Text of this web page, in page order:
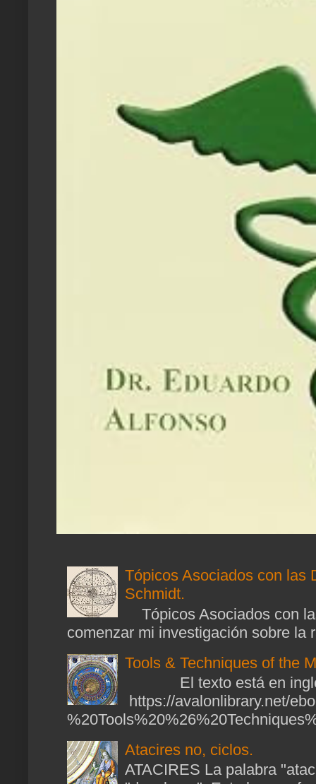
Tópicos Asociados con las
Schmidt.
Tópicos Asociados con
comenzar mi investigación sobre la
Tools & Techniques of the
El texto está en
https://avalonlibrary.net/
Atacires no, ciclos.
ATACIRES La palabra